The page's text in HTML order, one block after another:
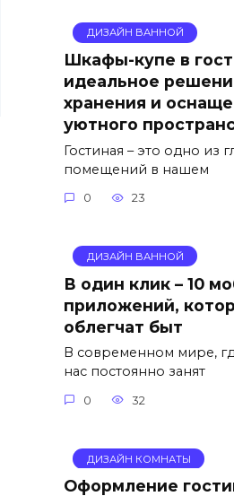
ДИЗАЙН ВАННОЙ
Шкафы-купе в
идеальное
хранения и
уютного
Гостиная – это одно из
помещений в нашем
0 23
ДИЗАЙН ВАННОЙ
В один клик – 10
приложений,
облегчат быт
В современном мире,
нас постоянно занят
0 32
ДИЗАЙН КОМНАТЫ
Оформление